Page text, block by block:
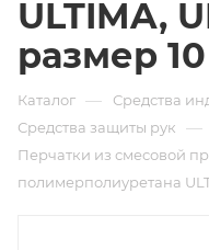
ULTIMA,
размер 10
Каталог — Средства
Средства защиты рук —
Перчатки из смесовой
полимерполиуретана